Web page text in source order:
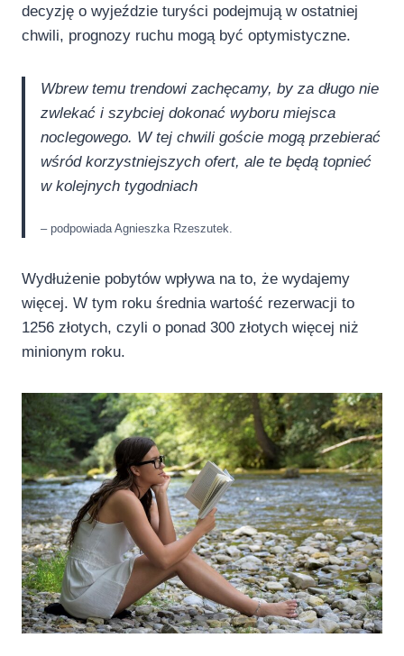
decyzję o wyjeździe turyści podejmują w ostatniej
chwili, prognozy ruchu mogą być optymistyczne.
Wbrew temu trendowi zachęcamy, by za długo nie
zwlekać i szybciej dokonać wyboru miejsca
noclegowego. W tej chwili goście mogą przebierać
wśród korzystniejszych ofert, ale te będą topnieć
w kolejnych tygodniach
– podpowiada Agnieszka Rzeszutek.
Wydłużenie pobytów wpływa na to, że wydajemy
więcej. W tym roku średnia wartość rezerwacji to
1256 złotych, czyli o ponad 300 złotych więcej niż
minionym roku.